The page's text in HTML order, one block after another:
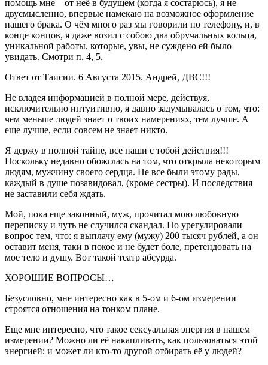
помощь мне – от неё в будущем (когда я состарюсь), я не
двусмысленно, впервые намекаю на возможное оформление
нашего брака. О чём много раз мы говорили по телефону, и, в
конце концов, я даже возил с собою два обручальных кольца,
уникальной работы, которые, увы, не суждено ей было
увидать. Смотри п. 4, 5.
Ответ от Таисии. 6 Августа 2015. Андрей, ДВС!!!
Не владея информацией в полной мере, действуя,
исключительно интуитивно, я давно задумывалась о том, что:
чем меньше людей знает о твоих намерениях, тем лучше. А
еще лучше, если совсем не знает никто.
Я держу в полной тайне, все наши с тобой действия!!!
Поскольку недавно обожглась на том, что открыла некоторым
людям, мужчину своего сердца. Не все были этому рады,
каждый в душе позавидовал, (кроме сестры). И последствия
не заставили себя ждать.
Мой, пока еще законный, муж, прочитал мою любовную
переписку и чуть не случился скандал. Но урегулировали
вопрос тем, что: я выплачу ему (мужу) 200 тысяч рублей, а он
оставит меня, таки в покое и не будет боле, претендовать на
мое тело и душу. Вот такой театр абсурда.
ХОРОШИЕ ВОПРОСЫ…
Безусловно, мне интересно как в 5-ом и 6-ом измерении
строятся отношения на тонком плане.
Еще мне интересно, что такое сексуальная энергия в нашем
измерении? Можно ли её накапливать, как пользоваться этой
энергией; и может ли кто-то другой отбирать её у людей?